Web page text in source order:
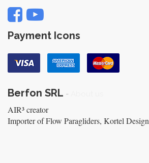
Payment Icons
Berfon SRL -
AIR³ creator
Importer of Flow Paragliders, Kortel Design